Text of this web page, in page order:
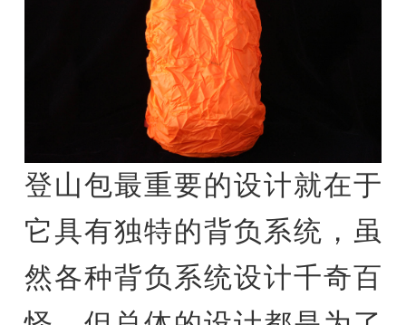
登山包最重要的设计就在于
它具有独特的背负系统，虽
然各种背负系统设计千奇百